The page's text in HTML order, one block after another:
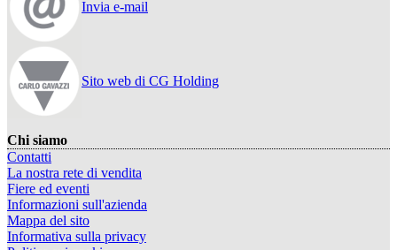
Invia e-mail
Sito web di CG Holding
Chi siamo
Contatti
La nostra rete di vendita
Fiere ed eventi
Informazioni sull'azienda
Mappa del sito
Informativa sulla privacy